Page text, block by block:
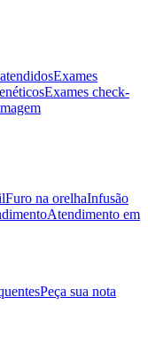
Exames
Exames check-
Furo na orelhaInfusão
Atendimento em
Peça sua nota